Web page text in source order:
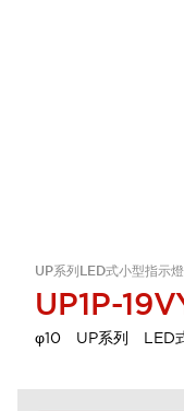
UP系列LED式小型指示
UP1P-
φ10 UP系列 LED式